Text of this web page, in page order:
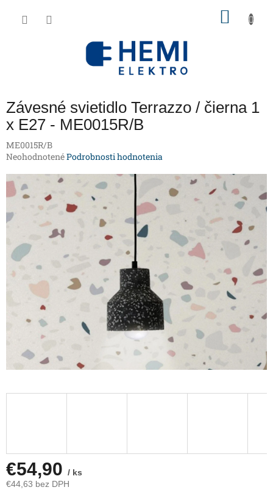
Závesné svietidlo Terrazzo / čierna 1
x E27 - ME0015R/B
ME0015R/B
Priemerné
produktu
z
5
hviezdičiek.
NeohodnotenéPodrobnosti hodnotenia
€54,90 / ks
€44,63 bez DPH